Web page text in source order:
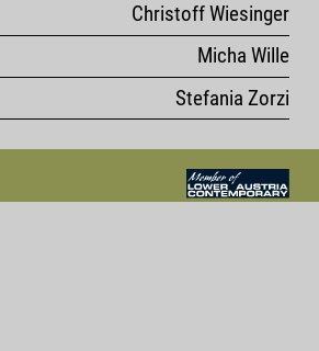
Christoff Wiesinger
Micha Wille
Stefania Zorzi